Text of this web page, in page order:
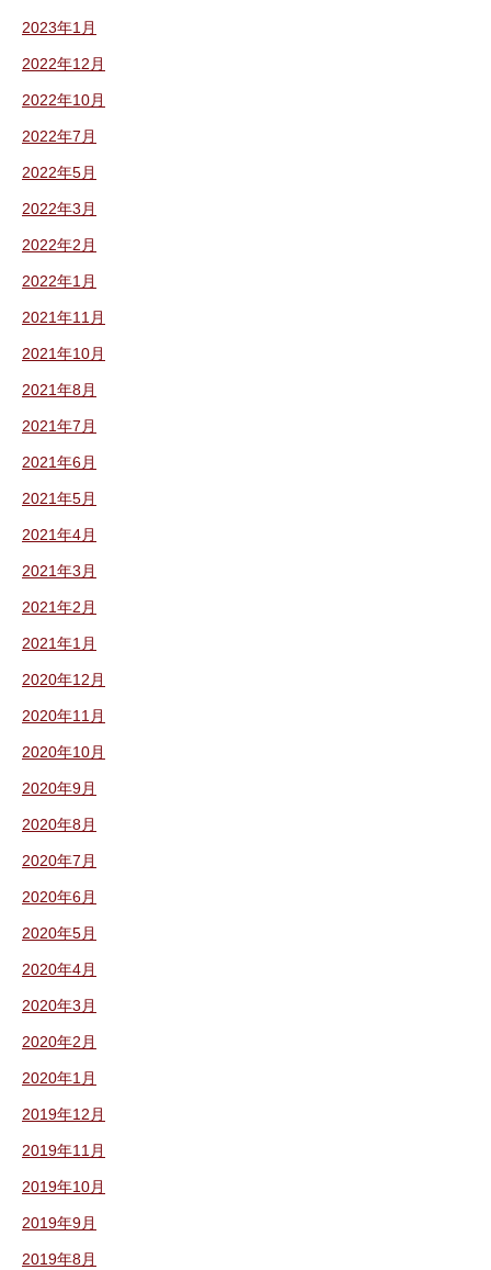
2023年1月
2022年12月
2022年10月
2022年7月
2022年5月
2022年3月
2022年2月
2022年1月
2021年11月
2021年10月
2021年8月
2021年7月
2021年6月
2021年5月
2021年4月
2021年3月
2021年2月
2021年1月
2020年12月
2020年11月
2020年10月
2020年9月
2020年8月
2020年7月
2020年6月
2020年5月
2020年4月
2020年3月
2020年2月
2020年1月
2019年12月
2019年11月
2019年10月
2019年9月
2019年8月